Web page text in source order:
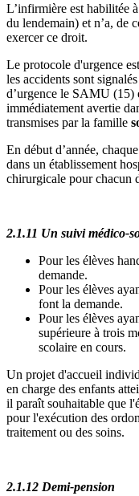
L’infirmière est habilitée
du lendemain) et n’a, de
exercer ce droit.
Le protocole d'urgence
les accidents sont
d’urgence le SAMU (15)
immédiatement avertie
transmises par la famille
En début d’année,
dans un établissement
chirurgicale pour chacun
2.1.11 Un suivi médico-
Pour les élèves
demande.
Pour les élèves
font la demande.
Pour les élèves
supérieure à trois
scolaire en cours.
Un projet d'accueil
en charge des enfants
il paraît souhaitable que
pour l'exécution des
traitement ou des soins.
2.1.12 Demi-pension